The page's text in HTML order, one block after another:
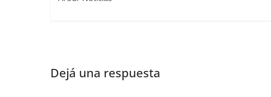
Dejá una respuesta